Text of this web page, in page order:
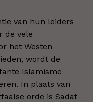
van hun leiders
de vele
het Westen
wordt de
Islamisme
In plaats van
orde is Sadat